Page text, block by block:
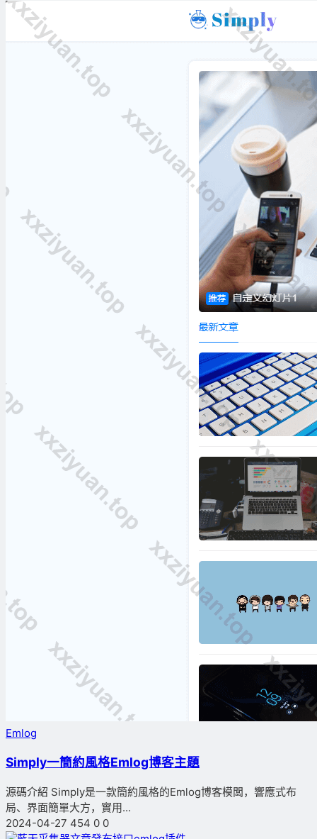
Emlog
Simply一簡約風格Emlog博客主題
源碼介紹 Simply是一款簡約風格的Emlog博客模闆，響應式布
局、界面簡單大方，實用...
2024-04-27 454 0 0